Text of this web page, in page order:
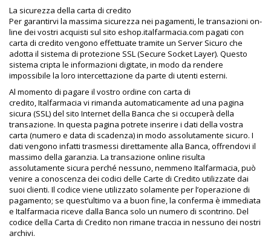
La sicurezza della carta di credito
Per garantirvi la massima sicurezza nei pagamenti, le transazioni on-
line dei vostri acquisti sul sito eshop.italfarmacia.com pagati con
carta di credito vengono effettuate tramite un Server Sicuro che
adotta il sistema di protezione SSL (Secure Socket Layer). Questo
sistema cripta le informazioni digitate, in modo da rendere
impossibile la loro intercettazione da parte di utenti esterni.
Al momento di pagare il vostro ordine con carta di
credito, Italfarmacia vi rimanda automaticamente ad una pagina
sicura (SSL) del sito Internet della Banca che si occuperà della
transazione. In questa pagina potrete inserire i dati della vostra
carta (numero e data di scadenza) in modo assolutamente sicuro. I
dati vengono infatti trasmessi direttamente alla Banca, offrendovi il
massimo della garanzia. La transazione online risulta
assolutamente sicura perché nessuno, nemmeno Italfarmacia, può
venire a conoscenza dei codici delle Carte di Credito utilizzate dai
suoi clienti. Il codice viene utilizzato solamente per l’operazione di
pagamento; se quest’ultimo va a buon fine, la conferma è immediata
e Italfarmacia riceve dalla Banca solo un numero di scontrino. Del
codice della Carta di Credito non rimane traccia in nessuno dei nostri
archivi.